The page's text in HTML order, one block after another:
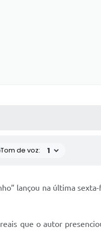
Tom de voz:
lançou na última
que o autor